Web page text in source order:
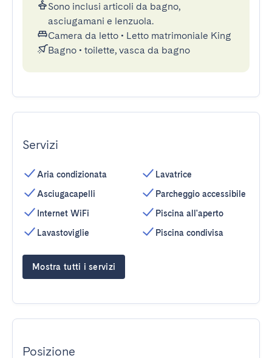
Sono inclusi articoli da bagno,
asciugamani e lenzuola.
Camera da letto • Letto matrimoniale King
Bagno • toilette, vasca da bagno
Servizi
Aria condizionata
Asciugacapelli
Internet WiFi
Lavastoviglie
Lavatrice
Parcheggio accessibile
Piscina all'aperto
Piscina condivisa
Mostra tutti i servizi
Posizione